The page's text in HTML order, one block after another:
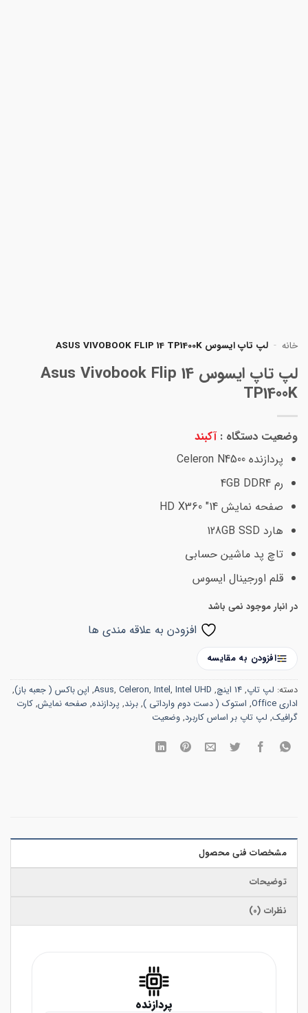
خانه - لپ تاپ ایسوس ASUS VIVOBOOK FLIP 14 TP1400K
لپ تاپ ایسوس Asus Vivobook Flip 14
TP1400K
وضعیت دستگاه : آکبند
پردازنده Celeron N4500
رم 4GB DDR4
صفحه نمایش 14″ HD X360
هارد 128GB SSD
تاچ پد ماشین حسابی
قلم اورجینال ایسوس
در انبار موجود نمی باشد
افزودن به علاقه مندی ها
افزودن به مقایسه
دسته: لپ تاپ, 14 اینچ ,
Asus, Celeron, Intel, Intel UHD
, اپن باکس ( جعبه باز),
اداری Office
, استوک ( دست دوم وارداتی ), برند, پردازنده, صفحه نمایش, کارت
گرافیک, لپ تاپ بر اساس کاربرد, وضعیت
مشخصات فنی محصول
توضیحات
نظرات (0)
پردازنده